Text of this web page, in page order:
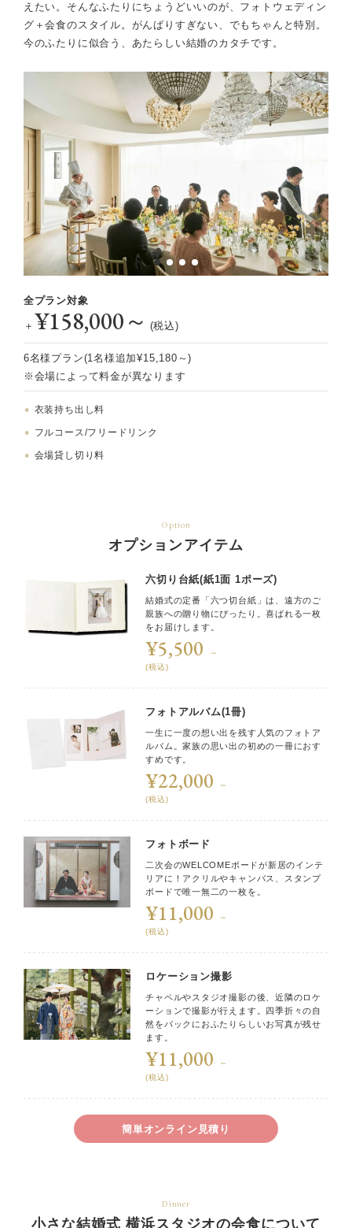
えたい。 そんなふたりにちょうどいいのが、フォトウェディン
グ＋会食のスタイル。 がんばりすぎない、でもちゃんと特別。
今のふたりに似合う、あたらしい結婚のカタチです。
全プラン対象
＋ ¥158,000～ (税込)
6名様プラン(1名様追加¥15,180～)
※会場によって料金が異なります
衣装持ち出し料
フルコース/フリードリンク
会場貸し切り料
Option
オプションアイテム
六切り台紙(紙1面 1ポーズ)
結婚式の定番「六つ切台紙」は、遠方のご
親族への贈り物にぴったり。喜ばれる一枚
をお届けします。
¥5,500
～
(税込)
フォトアルバム(1冊)
一生に一度の想い出を残す人気のフォトア
ルバム。家族の思い出の初めの一冊におす
すめです。
¥22,000
～
(税込)
フォトボード
二次会のWELCOMEボードが新居のインテ
リアに！アクリルやキャンバス、スタンプ
ボードで唯一無二の一枚を。
¥11,000
～
(税込)
ロケーション撮影
チャペルやスタジオ撮影の後、近隣のロケ
ーションで撮影が行えます。四季折々の自
然をバックにおふたりらしいお写真が残せ
ます。
¥11,000
～
(税込)
簡単オンライン見積り
Dinner
小さな結婚式 横浜スタジオの会食について